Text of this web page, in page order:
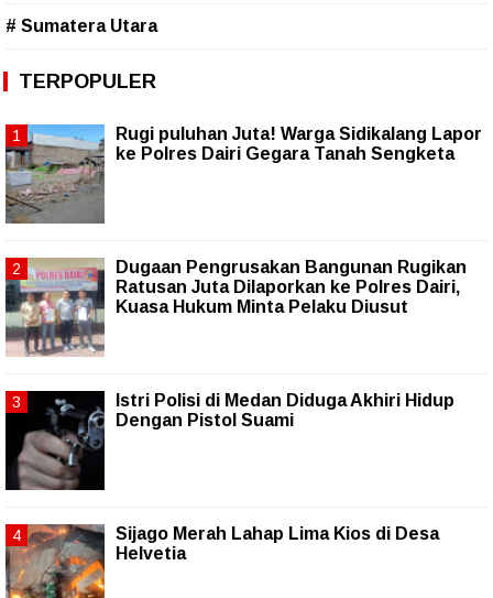
# Sumatera Utara
TERPOPULER
Rugi puluhan Juta! Warga Sidikalang Lapor
ke Polres Dairi Gegara Tanah Sengketa
Dugaan Pengrusakan Bangunan Rugikan
Ratusan Juta Dilaporkan ke Polres Dairi,
Kuasa Hukum Minta Pelaku Diusut
Istri Polisi di Medan Diduga Akhiri Hidup
Dengan Pistol Suami
Sijago Merah Lahap Lima Kios di Desa
Helvetia